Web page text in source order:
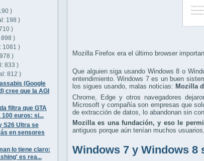
)
198 )
)
898 )
1081 )
)
833 )
812 )
(Google
cree que la AGI
filtra que GTA
euros: si...
S26 Ultra se
en sensores
lo tiene claro:
es rea...
Mozilla Firefox era el último browser
Que alguien siga usando Windows 8 o
entendimiento. Windows 7 es un buen
los sigues usando, malas noticias: Mozilla
Chrome, Edge y otros navegadores
Microsoft y compañía son empresas que
de extracción de datos, lo abandonan sin
Mozilla es una fundación, y eso le
antiguos porque aún tenían muchos
Windows 7 y Windows 8